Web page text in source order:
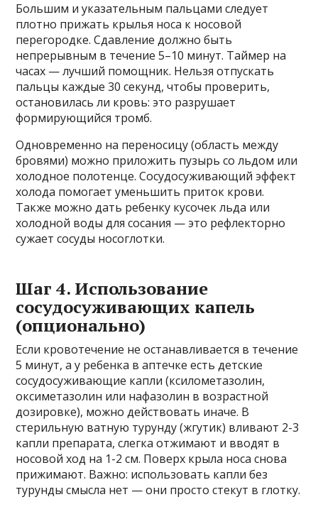
Большим и указательным пальцами следует
плотно прижать крылья носа к носовой
перегородке. Сдавление должно быть
непрерывным в течение 5–10 минут. Таймер на
часах — лучший помощник. Нельзя отпускать
пальцы каждые 30 секунд, чтобы проверить,
остановилась ли кровь: это разрушает
формирующийся тромб.
Одновременно на переносицу (область между
бровями) можно приложить пузырь со льдом или
холодное полотенце. Сосудосуживающий эффект
холода помогает уменьшить приток крови.
Также можно дать ребенку кусочек льда или
холодной воды для сосания — это рефлекторно
сужает сосуды носоглотки.
Шаг 4. Использование
сосудосуживающих капель
(опционально)
Если кровотечение не останавливается в течение
5 минут, а у ребенка в аптечке есть детские
сосудосуживающие капли (ксилометазолин,
оксиметазолин или нафазолин в возрастной
дозировке), можно действовать иначе. В
стерильную ватную турунду (жгутик) вливают 2-3
капли препарата, слегка отжимают и вводят в
носовой ход на 1-2 см. Поверх крыла носа снова
прижимают. Важно: использовать капли без
турунды смысла нет — они просто стекут в глотку.